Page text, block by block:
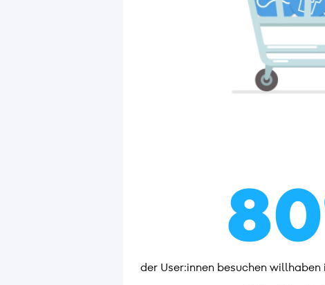
der User:innen besuchen